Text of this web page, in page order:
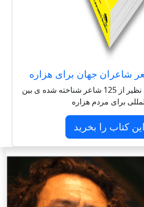
شاعران جهان برای هزاره
مجموعه شعر بی نظیر از 125 شاعر شناخته شده ی بین
برای مردم هزاره
این کتاب را بخرید